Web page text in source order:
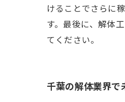
けることでさらに
す。最後に、解体
てください。
千葉の解体業界で